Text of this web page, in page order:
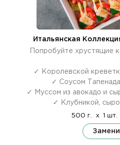
Итальянская
Попробуйте хрустящие
✓ Королевской
✓ Соусом
✓ Муссом из авокадо и
✓ Клубникой,
500 г. x 1 шт.